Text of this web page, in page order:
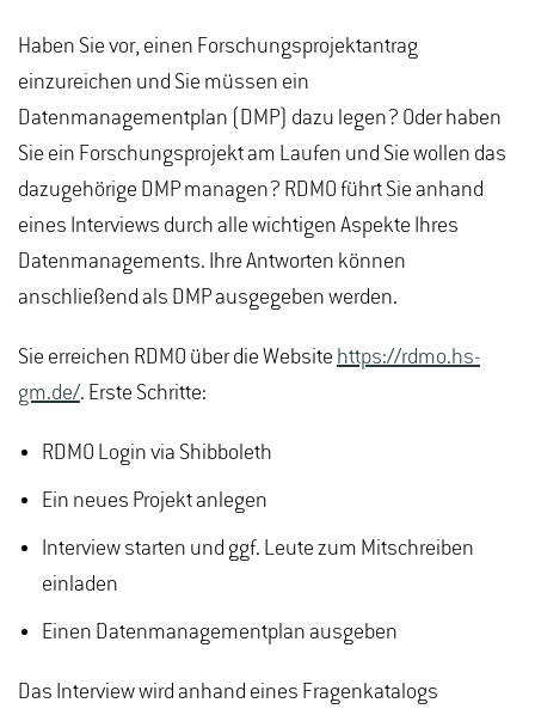
Haben Sie vor, einen Forschungsprojektantrag
einzureichen und Sie müssen ein
Datenmanagementplan (DMP) dazu legen? Oder haben
Sie ein Forschungsprojekt am Laufen und Sie wollen das
dazugehörige DMP managen? RDMO führt Sie anhand
eines Interviews durch alle wichtigen Aspekte Ihres
Datenmanagements. Ihre Antworten können
anschließend als DMP ausgegeben werden.
Sie erreichen RDMO über die Website https://rdmo.hs-
gm.de/. Erste Schritte:
RDMO Login via Shibboleth
Ein neues Projekt anlegen
Interview starten und ggf. Leute zum Mitschreiben
einladen
Einen Datenmanagementplan ausgeben
Das Interview wird anhand eines Fragenkatalogs